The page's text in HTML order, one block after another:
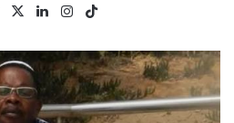
Facebook
X LinkedinInstagram